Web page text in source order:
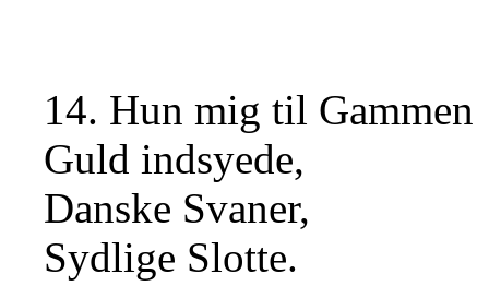
14. Hun mig til Gammen
Guld indsyede,
Danske Svaner,
Sydlige Slotte.